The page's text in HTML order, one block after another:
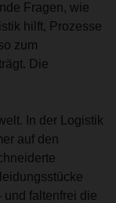
Fragen, wie
hilft, Prozesse
zum
Die
In der Logistik
auf den
und faltenfrei die